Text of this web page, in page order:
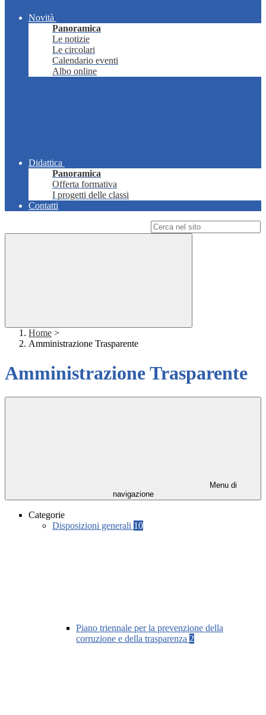
Novità
Panoramica
Le notizie
Le circolari
Calendario eventi
Albo online
Didattica
Panoramica
Offerta formativa
I progetti delle classi
Contatti
Home >
Amministrazione Trasparente
Amministrazione Trasparente
Menu di
navigazione
Categorie
Disposizioni generali 10
Piano triennale per la prevenzione della
corruzione e della trasparenza 2